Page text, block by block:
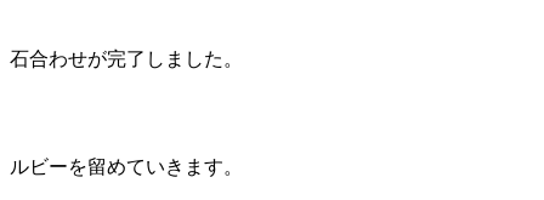
石合わせが完了しました。
ルビーを留めていきます。